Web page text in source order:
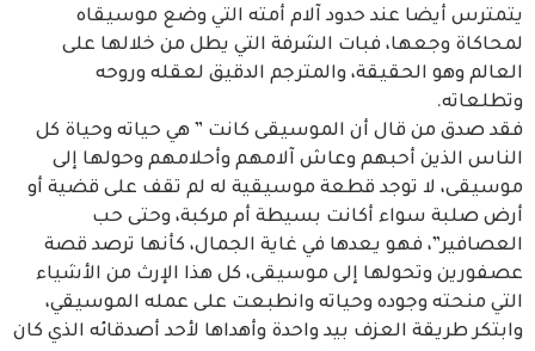
يتمترس أيضا عند حدود آلام أمته التي وضع موسيقاه
لمحاكاة وجعها، فبات الشرفة التي يطل من خلالها على
العالم وهو الحقيقة، والمترجم الدقيق لعقله وروحه
وتطلعاته.
فقد صدق من قال أن الموسيقى كانت ” هي حياته وحياة كل
الناس الذين أحبهم وعاش آلامهم وأحلامهم وحولها إلى
موسيقى، لا توجد قطعة موسيقية له لم تقف على قضية أو
أرض صلبة سواء أكانت بسيطة أم مركبة، وحتى حب
العصافير”، فهو يعدها في غاية الجمال، كأنها ترصد قصة
عصفورين وتحولها إلى موسيقى، كل هذا الإرث من الأشياء
التي منحته وجوده وحياته وانطبعت على عمله الموسيقي،
وابتكر طريقة العزف بيد واحدة وأهداها لأحد أصدقائه الذي كان